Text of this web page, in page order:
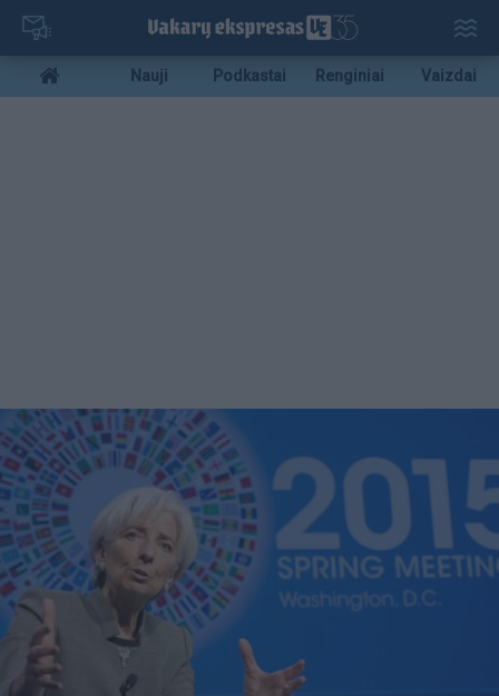
Pereiti
pagrindinį
turinį
Mobile
menu
Nauji Podkastai Renginiai Vaizdai